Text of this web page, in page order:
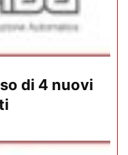
di 4 nuovi